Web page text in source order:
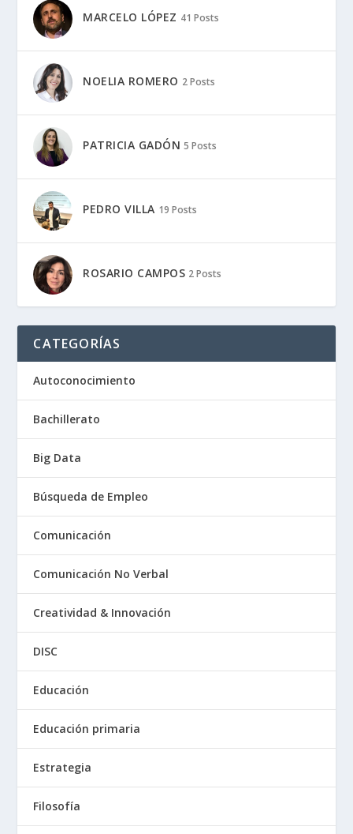
MARCELO LÓPEZ 41 Posts
NOELIA ROMERO 2 Posts
PATRICIA GADÓN 5 Posts
PEDRO VILLA 19 Posts
ROSARIO CAMPOS 2 Posts
CATEGORÍAS
Autoconocimiento
Bachillerato
Big Data
Búsqueda de Empleo
Comunicación
Comunicación No Verbal
Creatividad & Innovación
DISC
Educación
Educación primaria
Estrategia
Filosofía